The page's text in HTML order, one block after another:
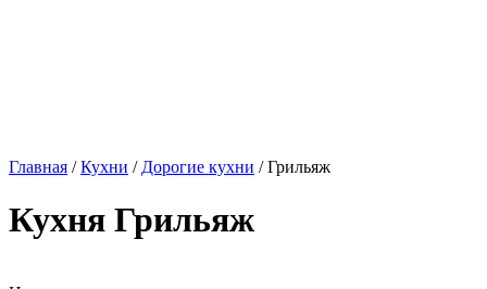
Главная /Кухни / Дорогие кухни / Грильяж
Кухня Грильяж